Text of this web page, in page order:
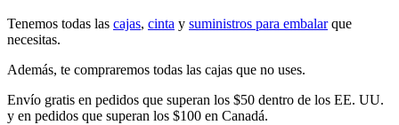
Tenemos todas las cajas, cinta y suministros para embalarque
necesitas.
Además, te compraremos todas las cajas que no uses.
Envío gratis en pedidos que superan los $50 dentro de los EE. UU.
y en pedidos que superan los $100 en Canadá.